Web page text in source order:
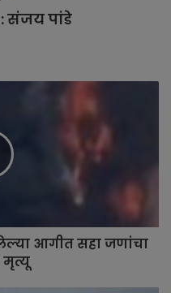
संजय पांडे
आगीत सहा जणांचा
मृत्यू